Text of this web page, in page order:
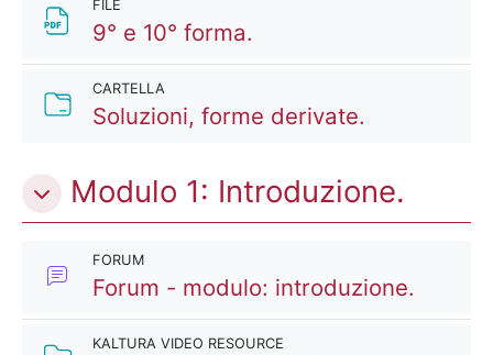
FILE
9° e 10° forma.
CARTELLA
Soluzioni, forme derivate.
Modulo 1: Introduzione.
FORUM
Forum - modulo: introduzione.
KALTURA VIDEO RESOURCE